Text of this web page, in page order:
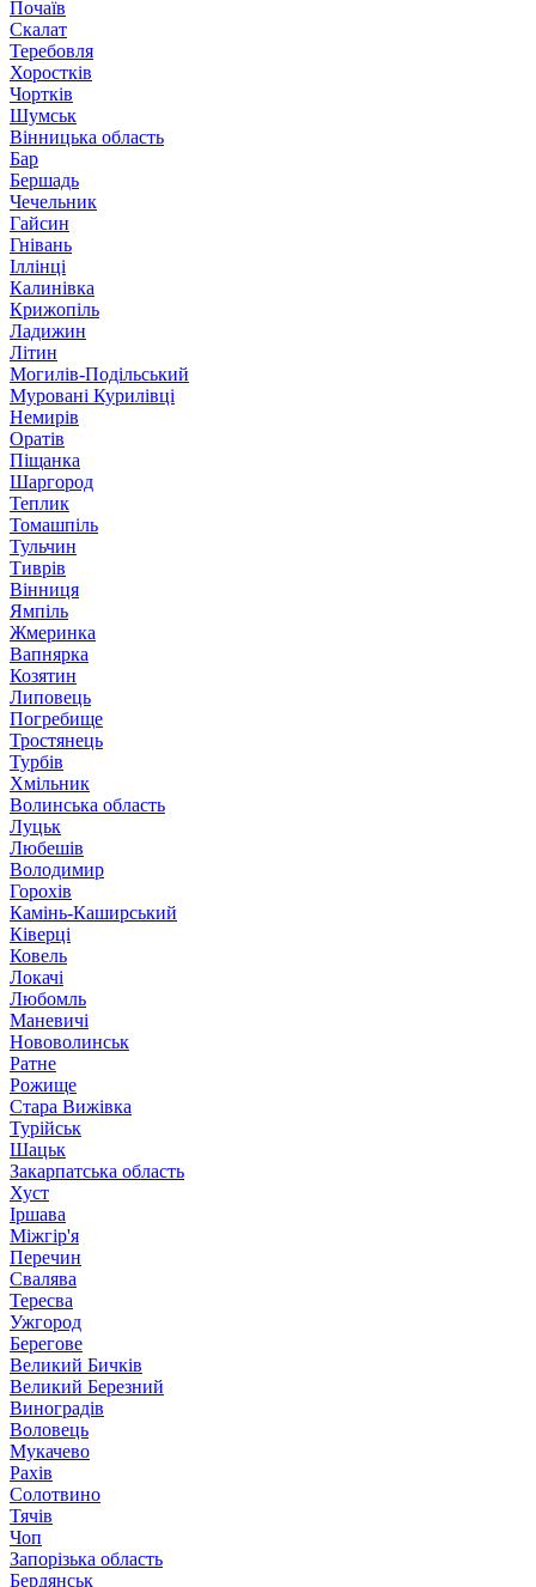
Почаїв
Скалат
Теребовля
Хоростків
Чортків
Шумськ
Вінницька область
Бар
Бершадь
Чечельник
Гайсин
Гнівань
Іллінці
Калинівка
Крижопіль
Ладижин
Літин
Могилів-Подільський
Муровані Курилівці
Немирів
Оратів
Піщанка
Шаргород
Теплик
Томашпіль
Тульчин
Тиврів
Вінниця
Ямпіль
Жмеринка
Вапнярка
Козятин
Липовець
Погребище
Тростянець
Турбів
Хмільник
Волинська область
Луцьк
Любешів
Володимир
Горохів
Камінь-Каширський
Ківерці
Ковель
Локачі
Любомль
Маневичі
Нововолинськ
Ратне
Рожище
Стара Вижівка
Турійськ
Шацьк
Закарпатська область
Хуст
Іршава
Міжгір'я
Перечин
Свалява
Тересва
Ужгород
Берегове
Великий Бичків
Великий Березний
Виноградів
Воловець
Мукачево
Рахів
Солотвино
Тячів
Чоп
Запорізька область
Бердянськ